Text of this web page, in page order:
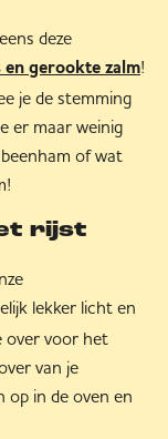
deze
gerookte zalm!
je de stemming
er maar weinig
of wat
rijst
lekker licht en
over voor het
van je
op in de oven en